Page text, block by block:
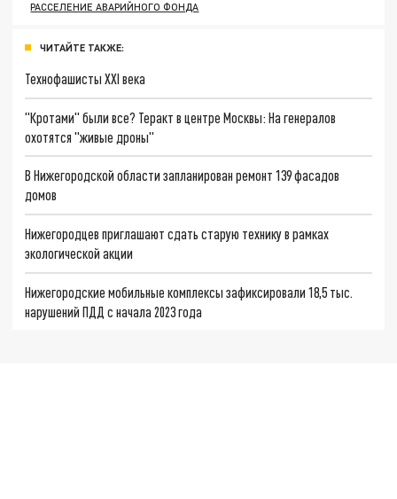
РАССЕЛЕНИЕ АВАРИЙНОГО ФОНДА
ЧИТАЙТЕ ТАКЖЕ:
Технофашисты XXI века
"Кротами" были все? Теракт в центре Москвы: На генералов
охотятся "живые дроны"
В Нижегородской области запланирован ремонт 139 фасадов
домов
Нижегородцев приглашают сдать старую технику в рамках
экологической акции
Нижегородские мобильные комплексы зафиксировали 18,5 тыс.
нарушений ПДД с начала 2023 года